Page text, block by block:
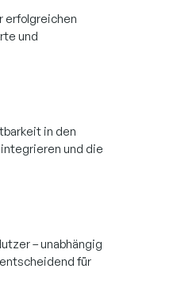
erfolgreichen
und
in den
und die
– unabhängig
für